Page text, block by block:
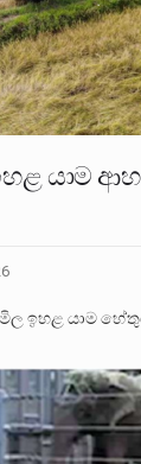
යාම
ඉහළ යාම